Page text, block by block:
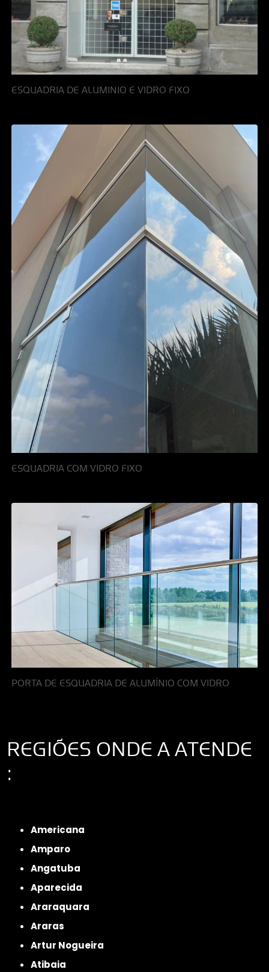
ESQUADRIA DE ALUMINIO E VIDRO FIXO
ESQUADRIA COM VIDRO FIXO
PORTA DE ESQUADRIA DE ALUMÍNIO COM VIDRO
REGIÕES ONDE A ATENDE
:
Americana
Amparo
Angatuba
Aparecida
Araraquara
Araras
Artur Nogueira
Atibaia